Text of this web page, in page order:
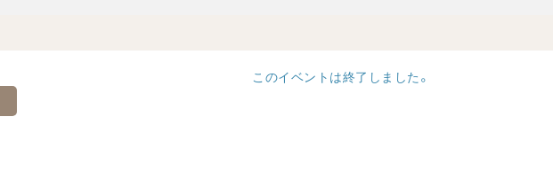
このイベントは終了しました。